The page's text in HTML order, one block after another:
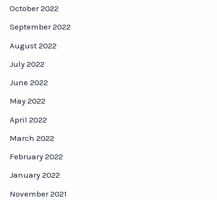
October 2022
September 2022
August 2022
July 2022
June 2022
May 2022
April 2022
March 2022
February 2022
January 2022
November 2021